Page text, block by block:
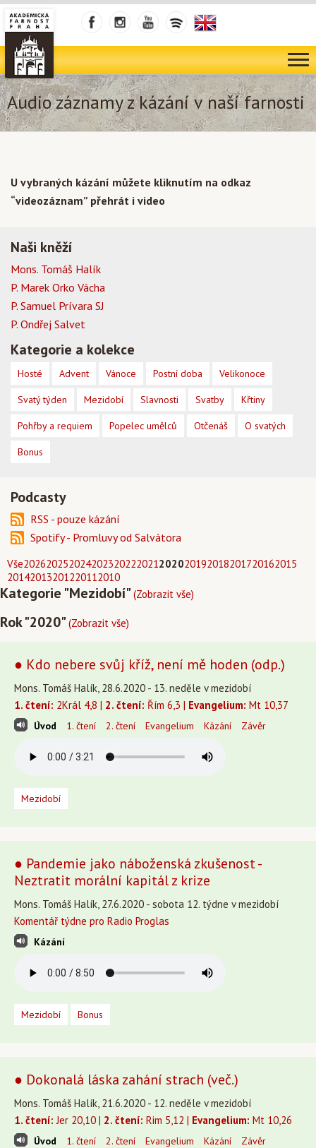
Audio záznamy z kázání v naší farnosti
Vše202620252024202320222021202020192018201720162015
20142013201220112010
Kategorie "Mezidobí"(Zobrazit vše)
Rok "2020"(Zobrazit vše)
● Kdo nebere svůj kříž, není mě hoden (odp.)
Mons. Tomáš Halík, 28.6.2020 - 13. neděle v mezidobí
1. čtení: 2Král 4,8 | 2. čtení: Řím 6,3 | Evangelium: Mt 10,37
Úvod 1. čtení 2. čtení Evangelium Kázání Závěr
Mezidobí
● Pandemie jako náboženská zkušenost -
Neztratit morální kapitál z krize
Mons. Tomáš Halík, 27.6.2020 - sobota 12. týdne v mezidobí
Komentář týdne pro Radio Proglas
Kázání
Mezidobí Bonus
● Dokonalá láska zahání strach (več.)
Mons. Tomáš Halík, 21.6.2020 - 12. neděle v mezidobí
1. čtení: Jer 20,10 | 2. čtení: Rim 5,12 | Evangelium: Mt 10,26
Úvod 1. čtení 2. čtení Evangelium Kázání Závěr
U vybraných kázání můžete kliknutím na odkaz
“videozáznam” přehrát i video
Naši kněží
Mons. Tomáš Halík
P. Marek Orko Vácha
P. Samuel Prívara SJ
P. Ondřej Salvet
Kategorie a kolekce
Hosté Advent Vánoce Postní doba Velikonoce
Svatý týden Mezidobí Slavnosti Svatby Křtiny
Pohřby a requiem Popelec umělců Otčenáš O svatých
Bonus
Podcasty
RSS - pouze kázání
Spotify - Promluvy od Salvátora